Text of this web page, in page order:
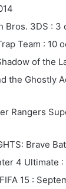
Bros. 3DS : 3
Team : 10
of the
the Ghostly
Rangers
Brave
4 Ultimate :
15 :